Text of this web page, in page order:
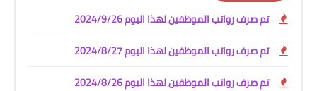
تم صرف رواتب الموظفين لهذا اليوم 2024/9/26
تم صرف رواتب الموظفين لهذا اليوم 2024/8/27
تم صرف رواتب الموظفين لهذا اليوم 2024/8/26